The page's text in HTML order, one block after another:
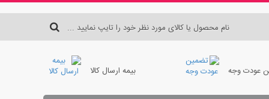
عودت وجه بیمه ارسال کالا